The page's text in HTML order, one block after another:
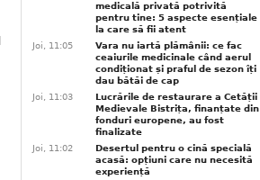
medicală privată potrivită
pentru tine: 5 aspecte esențiale
la care să fii atent
Joi, 11:05
Vara nu iartă plămânii: ce fac
ceaiurile medicinale când aerul
condiționat și praful de sezon îți
dau bătăi de cap
Joi, 11:03
Lucrările de restaurare a Cetății
Medievale Bistrița, finanțate din
fonduri europene, au fost
finalizate
Joi, 11:02
Desertul pentru o cină specială
acasă: opțiuni care nu necesită
experiență